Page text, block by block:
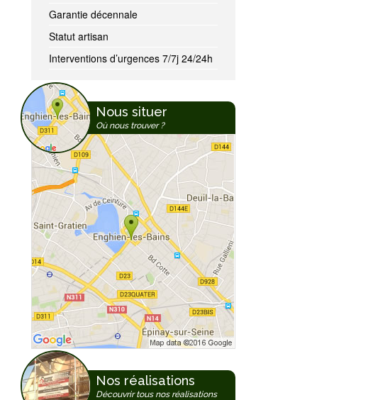
Garantie décennale
Statut artisan
Interventions d’urgences 7/7j 24/24h
Nous situer
Où nous trouver ?
Nos réalisations
Découvrir tous nos réalisations